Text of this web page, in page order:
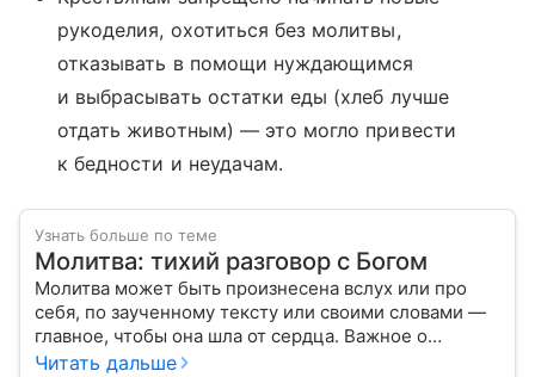
рукоделия, охотиться без молитвы,
отказывать в помощи нуждающимся
и выбрасывать остатки еды (хлеб лучше
отдать животным) — это могло привести
к бедности и неудачам.
Узнать больше по теме
Молитва: тихий разговор с Богом
Молитва может быть произнесена вслух или про
себя, по заученному тексту или своими словами —
главное, чтобы она шла от сердца. Важное о
значении молитв — в нашем материале.
Читать дальше